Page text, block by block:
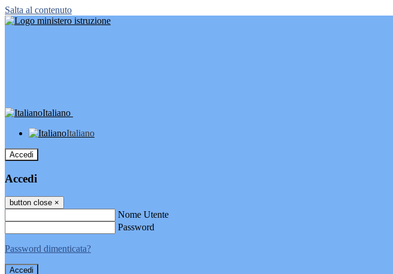
Salta al contenuto
Italiano
Italiano
Accedi
Accedi
button close ×
Nome Utente
Password
Password dimenticata?